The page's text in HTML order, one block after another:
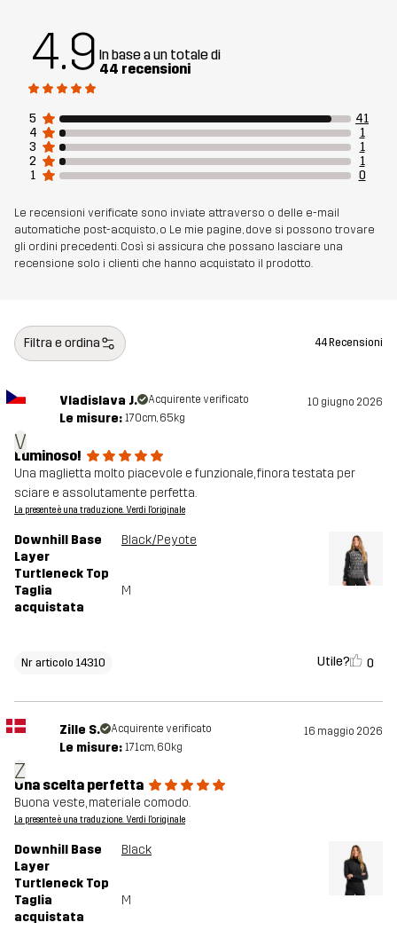
Peso 310g per una taglia M
Numero di
articolo
14310_4156
4.9 In base a un totale di
44 recensioni
5
41
4
1
3
1
2
1
1
0
Le recensioni verificate sono inviate attraverso o delle e-mail
automatiche post-acquisto, o Le mie pagine, dove si possono trovare
gli ordini precedenti. Così si assicura che possano lasciare una
recensione solo i clienti che hanno acquistato il prodotto.
Filtra e ordina 44 Recensioni
V
Vladislava J. Acquirente verificato 10 giugno 2026
Le misure: 170cm, 65kg
Luminoso!
Una maglietta molto piacevole e funzionale, finora testata per
sciare e assolutamente perfetta.
La presente è una traduzione. Verdi l'originale
Downhill Base
Layer
Turtleneck Top
Black/Peyote
Taglia
acquistata
M
Nr articolo 14310 Utile? 0
Z
Zille S. Acquirente verificato 16 maggio 2026
Le misure: 171cm, 60kg
Una scelta perfetta
Buona veste, materiale comodo.
La presente è una traduzione. Verdi l'originale
Downhill Base
Layer
Turtleneck Top
Black
Taglia
acquistata
M